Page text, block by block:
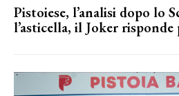
Pistoiese, l’analisi dopo lo
l’asticella, il Joker risponde